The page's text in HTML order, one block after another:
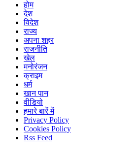
होम
देश
विदेश
राज्य
अपना शहर
राजनीति
खेल
मनोरंजन
क्राइम
धर्म
खान पान
वीडियो
हमारे बारें में
Privacy Policy
Cookies Policy
Rss Feed